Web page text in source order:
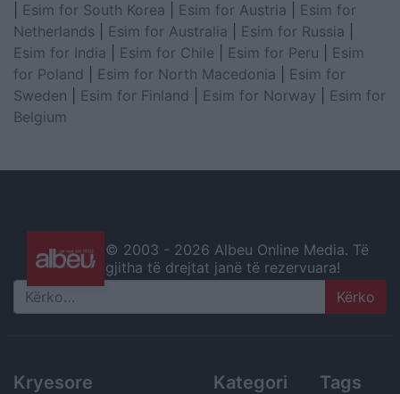
Esim for South Korea Esim for Austria
Esim for
Netherlands
Esim for Australia Esim for Russia
Esim for India
Esim for Chile Esim for Peru
Esim
for Poland
Esim for North Macedonia
Esim for
Sweden
Esim for Finland Esim for Norway
Esim for
Belgium
© 2003 - 2026 Albeu Online Media. Të
gjitha të drejtat janë të rezervuara!
Search
Kryesore Kategori Tags